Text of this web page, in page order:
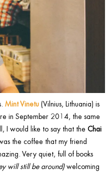
Mint Vinetu (Vilnius, Lithuania) is
in September 2014, the same
I would like to say that the Chai
the coffee that my friend
Very quiet, full of books
will still be around) welcoming